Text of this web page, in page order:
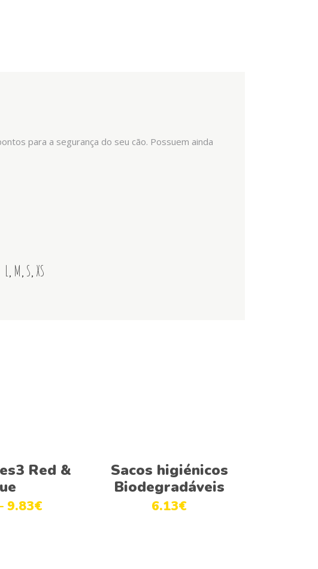
para a segurança do seu cão. Possuem ainda
L, M,S,XS
Red &
9.83€
Adicionar
Sacos higiénicos
Biodegradáveis
6.13€